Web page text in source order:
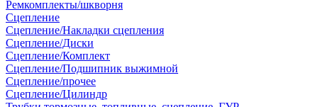
Ремкомплекты/шкворня
Сцепление
Сцепление/Накладки сцепления
Сцепление/Диски
Сцепление/Комплект
Сцепление/Подшипник выжимной
Сцепление/прочее
Сцепление/Цилиндр